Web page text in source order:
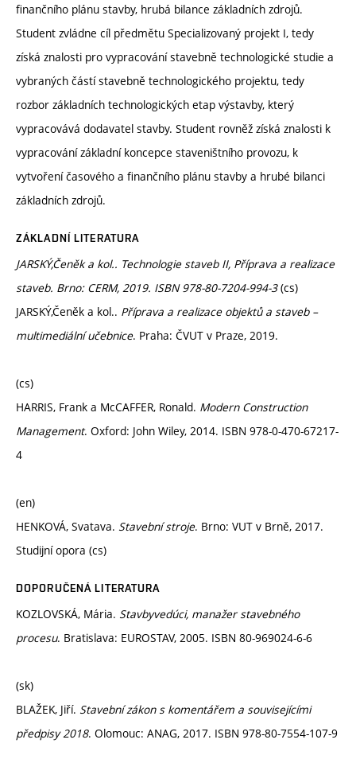
finančního plánu stavby, hrubá bilance základních zdrojů.
Student zvládne cíl předmětu Specializovaný projekt I, tedy
získá znalosti pro vypracování stavebně technologické studie a
vybraných částí stavebně technologického projektu, tedy
rozbor základních technologických etap výstavby, který
vypracovává dodavatel stavby. Student rovněž získá znalosti k
vypracování základní koncepce staveništního provozu, k
vytvoření časového a finančního plánu stavby a hrubé bilanci
základních zdrojů.
ZÁKLADNÍ LITERATURA
JARSKÝ,Čeněk a kol.. Technologie staveb II, Příprava a realizace
staveb. Brno: CERM, 2019. ISBN 978-80-7204-994-3(cs)
JARSKÝ,Čeněk a kol.. Příprava a realizace objektů a staveb –
multimediální učebnice. Praha: ČVUT v Praze, 2019.
(cs)
HARRIS, Frank a McCAFFER, Ronald. Modern Construction
Management. Oxford: John Wiley, 2014. ISBN 978-0-470-67217-
4
(en)
HENKOVÁ, Svatava. Stavební stroje. Brno: VUT v Brně, 2017.
Studijní opora (cs)
DOPORUČENÁ LITERATURA
KOZLOVSKÁ, Mária. Stavbyvedúci, manažer stavebného
procesu. Bratislava: EUROSTAV, 2005. ISBN 80-969024-6-6
(sk)
BLAŽEK, Jiří. Stavební zákon s komentářem a souvisejícími
předpisy 2018. Olomouc: ANAG, 2017. ISBN 978-80-7554-107-9